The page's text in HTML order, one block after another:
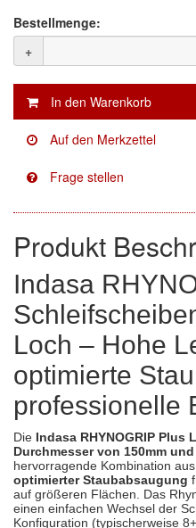
Facdos
Finixa
Indasa
KWASNY
Mirka
(1)
Novol
(3)
Prevost
(3)
Proma
(21)
Sia
(3)
Spectral
(5)
StarChem
(1)
Sundstrom
(4)
Troton
Bestellmenge:
+
Produkt
Indasa
Loch – Hohe
optimierte
professionelle
Die Indasa RHYNOGRIP
Durchmesser von 150mm
hervorragende Kombination aus
optimierter Staubabsaugung
auf größeren Flächen. Das
einen einfachen Wechsel der
Konfiguration (typischerweise